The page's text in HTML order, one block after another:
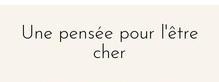
Une pensée pour l'être
cher